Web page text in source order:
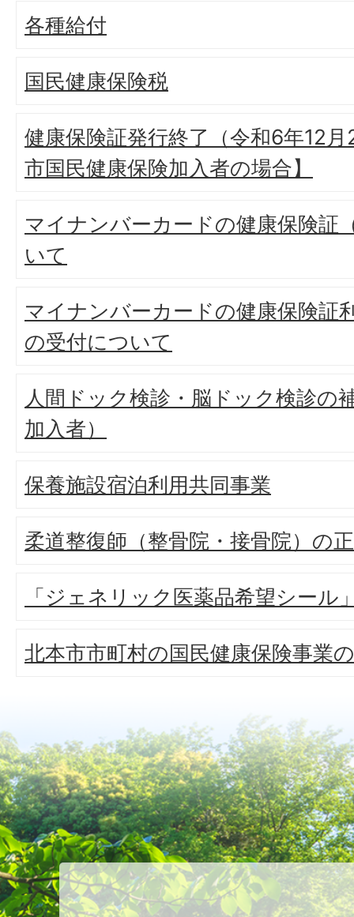
各種給付
国民健康保険税
健康保険証発行終了（令和6年12
市国民健康保険加入者の場合】
マイナンバーカードの健康保険証
いて
マイナンバーカードの健康保険証
の受付について
人間ドック検診・脳ドック検診の
加入者）
保養施設宿泊利用共同事業
柔道整復師（整骨院・接骨院）の
「ジェネリック医薬品希望シール
北本市市町村の国民健康保険事業